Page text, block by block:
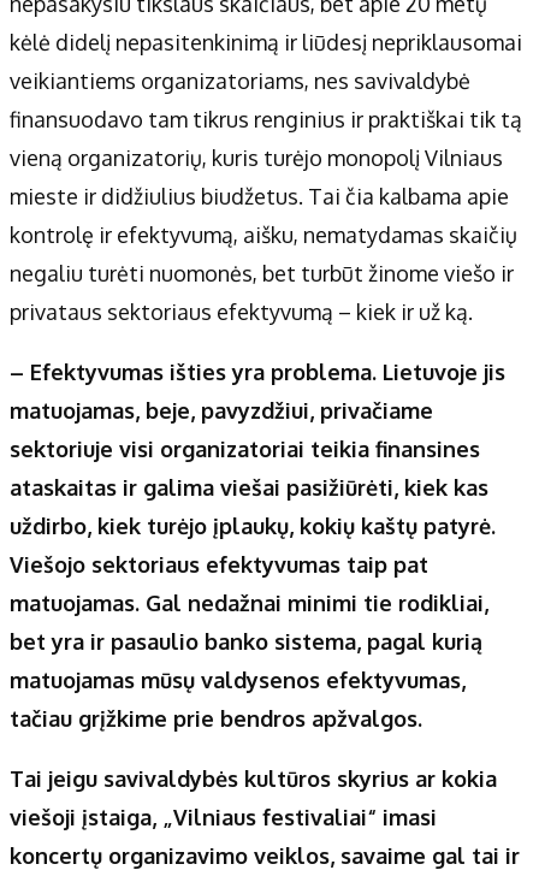
kėlė didelį nepasitenkinimą ir liūdesį nepriklausomai
veikiantiems organizatoriams, nes savivaldybė
finansuodavo tam tikrus renginius ir praktiškai tik tą
vieną organizatorių, kuris turėjo monopolį Vilniaus
mieste ir didžiulius biudžetus. Tai čia kalbama apie
kontrolę ir efektyvumą, aišku, nematydamas skaičių
negaliu turėti nuomonės, bet turbūt žinome viešo ir
privataus sektoriaus efektyvumą – kiek ir už ką.
– Efektyvumas išties yra problema. Lietuvoje jis
matuojamas, beje, pavyzdžiui, privačiame
sektoriuje visi organizatoriai teikia finansines
ataskaitas ir galima viešai pasižiūrėti, kiek kas
uždirbo, kiek turėjo įplaukų, kokių kaštų patyrė.
Viešojo sektoriaus efektyvumas taip pat
matuojamas. Gal nedažnai minimi tie rodikliai,
bet yra ir pasaulio banko sistema, pagal kurią
matuojamas mūsų valdysenos efektyvumas,
tačiau grįžkime prie bendros apžvalgos.
Tai jeigu savivaldybės kultūros skyrius ar kokia
viešoji įstaiga, „Vilniaus festivaliai“ imasi
koncertų organizavimo veiklos, savaime gal tai ir